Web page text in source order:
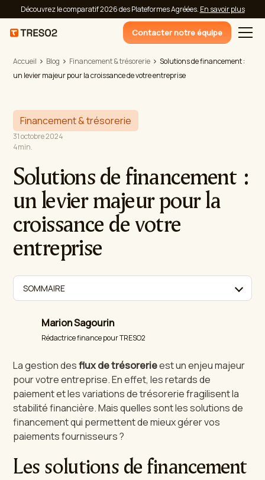
Découvrez le comparatif 2026 des Plateformes Agréées. En savoir plus
Contacter notre équipe
Accueil Blog Financement & trésorerie
Solutions de financement :
un levier majeur pour la croissance de votre entreprise
Financement & trésorerie
31 octobre 2024
4min.
Solutions de financement :
un levier majeur pour la
croissance de votre
entreprise
SOMMAIRE
Marion Sagourin
Rédactrice finance pour TRESO2
La gestion desflux de trésorerieest un enjeu majeur
pour votre entreprise. En effet, les retards de
paiement et les variations de trésorerie fragilisent la
stabilité financière. Mais quelles sont les solutions de
financement qui permettent de mieux gérer vos
paiements fournisseurs ?
Les solutions de financement